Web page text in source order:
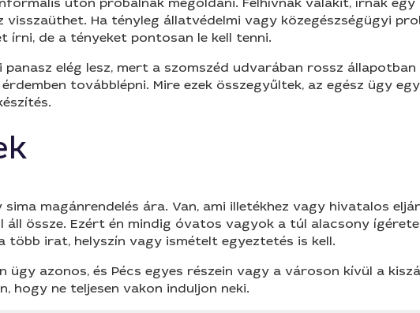
Ha tényleg állatvédelmi vagy közegészségügyi
írni, de a tényeket pontosan le kell tenni.
elég lesz, mert a szomszéd udvarában rossz
továbblépni. Mire ezek összegyűltek, az egész ügy
magánrendelés ára. Van, ami illetékhez vagy hivatalos
össze. Ezért én mindig óvatos vagyok a túl alacsony
irat, helyszín vagy ismételt egyeztetés is kell.
azonos, és Pécs egyes részein vagy a városon kívül a
hogy ne teljesen vakon induljon neki.